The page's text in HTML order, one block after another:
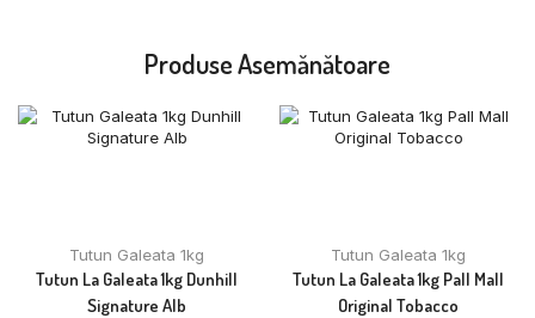
Produse Asemănătoare
Tutun Galeata 1kg
Tutun La Galeata 1kg Dunhill
Signature Alb
Tutun Galeata 1kg
Tutun La Galeata 1kg Pall Mall
Original Tobacco